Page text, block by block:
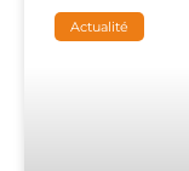
Actualité